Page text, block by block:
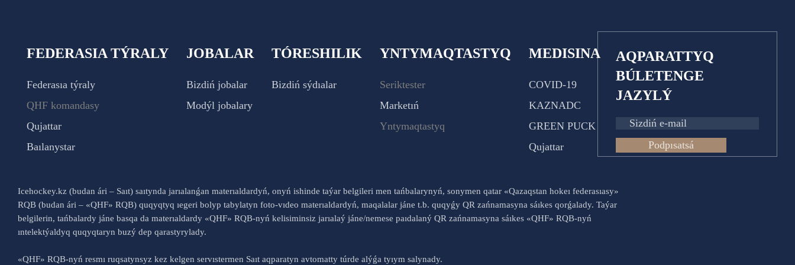
FEDERASIA TÝRALY
Federasıa týraly
QHF komandasy
Qujattar
Baılanystar
JOBALAR
Bizdiń jobalar
Modýl jobalary
TÓRESHILIK
Bizdiń sýdıalar
YNTYMAQTASTYQ
Seriktester
Marketıń
Yntymaqtastyq
MEDISINA
COVID-19
KAZNADC
GREEN PUCK
Qujattar
AQPARATTYQ
BÚLETENGE
JAZYLÝ
Podpısatsá
Icehockey.kz (budan ári – Saıt) saıtynda jarıalanǵan materıaldardyń, onyń ishinde taýar belgileri men tańbalarynyń, sonymen qatar «Qazaqstan hokeı federasıasy»
RQB (budan ári – «QHF» RQB) quqyqtyq ıegeri bolyp tabylatyn foto-vıdeo materıaldardyń, maqalalar jáne t.b. quqyǵy QR zańnamasyna sáıkes qorǵalady. Taýar
belgilerin, tańbalardy jáne basqa da materıaldardy «QHF» RQB-nyń kelisiminsiz jarıalaý jáne/nemese paıdalaný QR zańnamasyna sáıkes «QHF» RQB-nyń
ıntelektýaldyq quqyqtaryn buzý dep qarastyrylady.
«QHF» RQB-nyń resmı ruqsatynsyz kez kelgen servıstermen Saıt aqparatyn avtomatty túrde alýǵa tyıym salynady.